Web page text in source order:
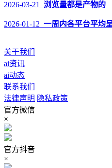
2026-03-21 浏览量都是产物的
2026-01-12 一周内各平台平均
关于我们
ai资讯
ai动态
联系我们
法律声明 隐私政策
官方微信
×
官方抖音
×